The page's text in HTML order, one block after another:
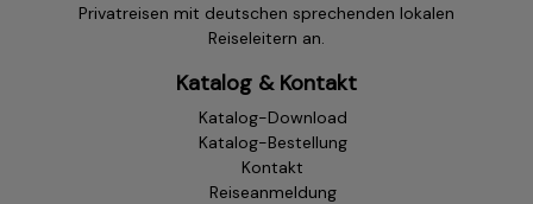
Privatreisen mit deutschen sprechenden lokalen
Reiseleitern an.
Katalog & Kontakt
Katalog-Download
Katalog-Bestellung
Kontakt
Reiseanmeldung